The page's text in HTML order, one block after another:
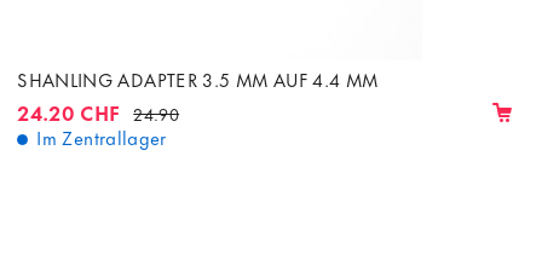
SHANLING ADAPTER 3.5 MM AUF 4.4 MM
24.20 CHF 24.90
Im Zentrallager